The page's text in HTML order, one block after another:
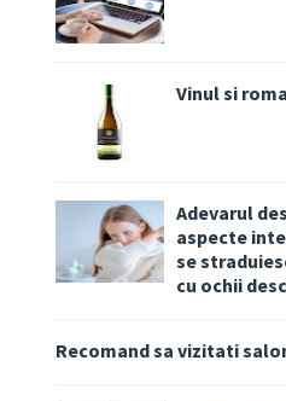
Vinul si
Adevarul
aspecte
se
cu ochii
Recomand sa vizitati